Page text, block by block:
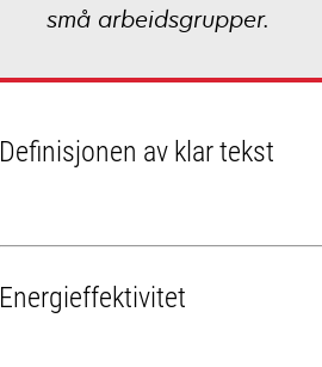
små arbeidsgrupper.
Definisjonen av klar tekst
Energieffektivitet